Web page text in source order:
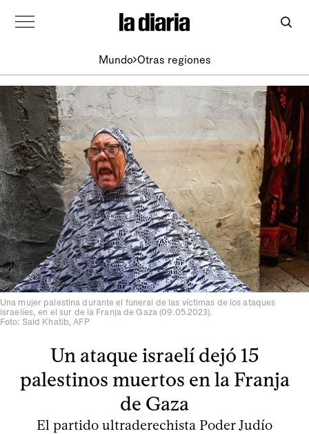
Mundo Otras regiones
Una mujer palestina durante el funeral de las víctimas de los ataques
israelíes, en el sur de la Franja de Gaza (09.05.2023).
Foto: Said Khatib, AFP
Un ataque israelí dejó 15
palestinos muertos en la Franja
de Gaza
El partido ultraderechista Poder Judío